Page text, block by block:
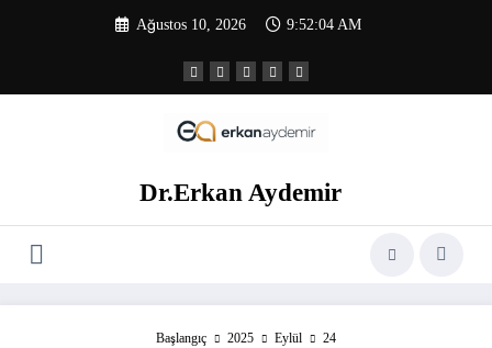
Ağustos 10, 2026 9:52:05 AM
Dr.Erkan Aydemir
Başlangıç 2025 Eylül
24